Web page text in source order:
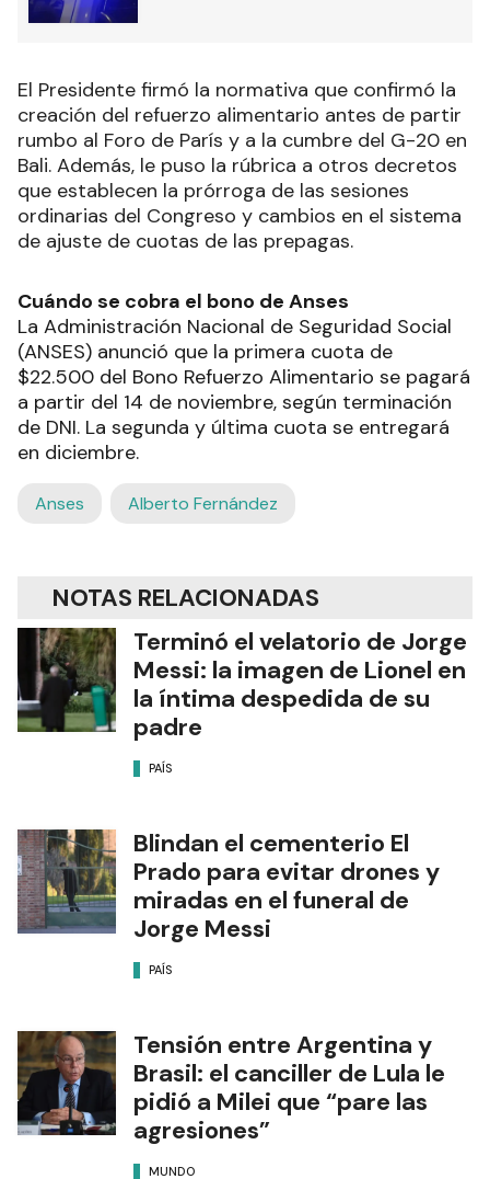
El Presidente firmó la normativa que confirmó la
creación del refuerzo alimentario antes de partir
rumbo al Foro de París y a la cumbre del G-20 en
Bali. Además, le puso la rúbrica a otros decretos
que establecen la prórroga de las sesiones
ordinarias del Congreso y cambios en el sistema
de ajuste de cuotas de las prepagas.
Cuándo se cobra el bono de Anses
La Administración Nacional de Seguridad Social
(ANSES) anunció que la primera cuota de
$22.500 del Bono Refuerzo Alimentario se pagará
a partir del 14 de noviembre, según terminación
de DNI. La segunda y última cuota se entregará
en diciembre.
Anses Alberto Fernández
NOTAS RELACIONADAS
Terminó el velatorio de Jorge
Messi: la imagen de Lionel en
la íntima despedida de su
padre
PAÍS
Blindan el cementerio El
Prado para evitar drones y
miradas en el funeral de
Jorge Messi
PAÍS
Tensión entre Argentina y
Brasil: el canciller de Lula le
pidió a Milei que “pare las
agresiones”
MUNDO